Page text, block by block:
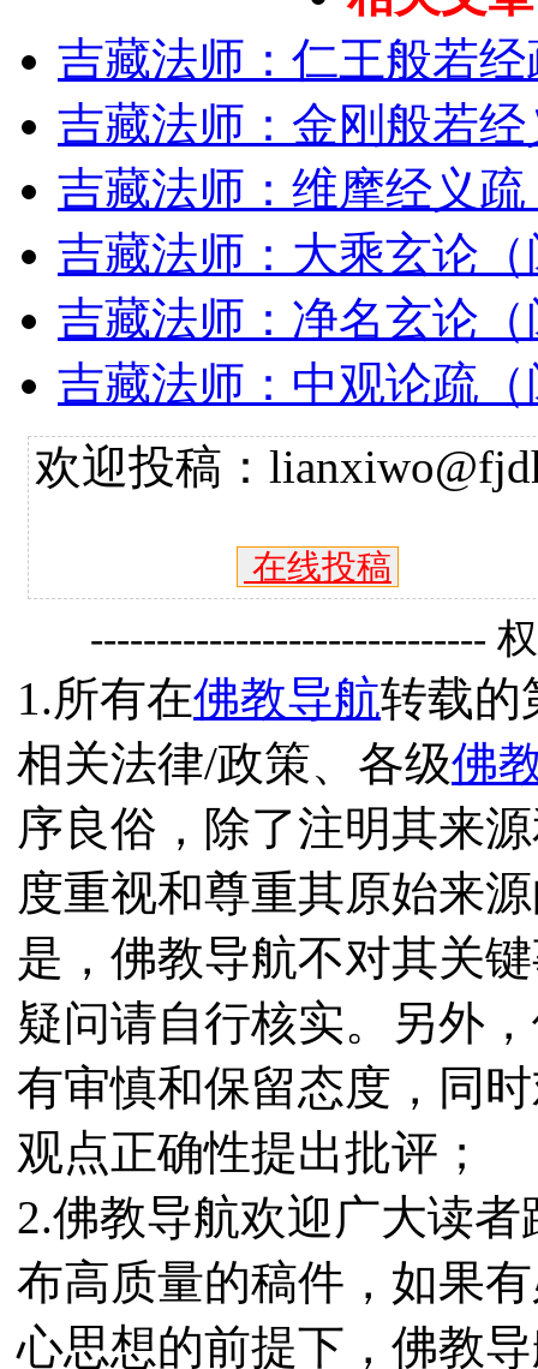
吉藏法师：仁王般若
吉藏法师：金刚般若
吉藏法师：维摩经义
吉藏法师：大乘玄论
吉藏法师：净名玄论
吉藏法师：中观论疏
欢迎投稿：
在线投稿
------------------------------
1.所有在佛教导航转载的
相关法律/政策、各级佛
序良俗，除了注明其来
度重视和尊重其原始来
是，佛教导航不对其关
疑问请自行核实。另外
有审慎和保留态度，同
观点正确性提出批评；
2.佛教导航欢迎广大读
布高质量的稿件，如果
心思想的前提下，佛教